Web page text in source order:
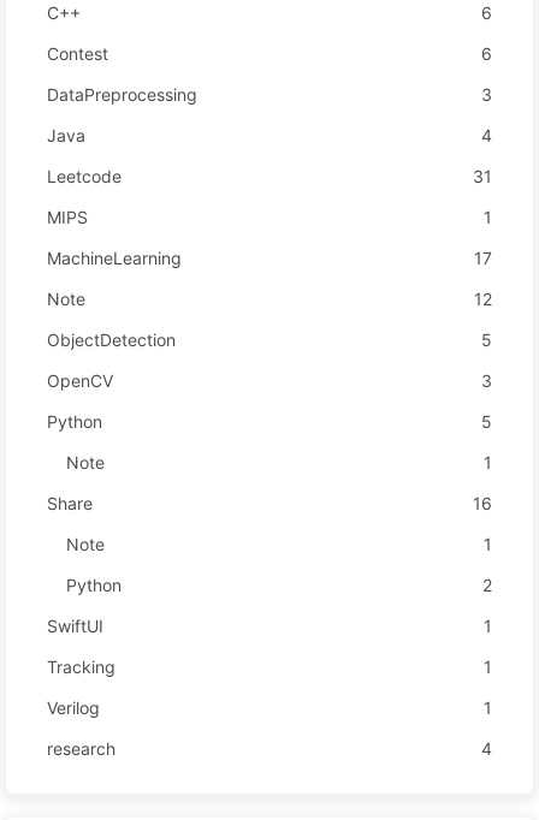
C++
6
Contest
6
DataPreprocessing
3
Java
4
Leetcode
31
MIPS
1
MachineLearning
17
Note
12
ObjectDetection
5
OpenCV
3
Python
5
Note
1
Share
16
Note
1
Python
2
SwiftUI
1
Tracking
1
Verilog
1
research
4